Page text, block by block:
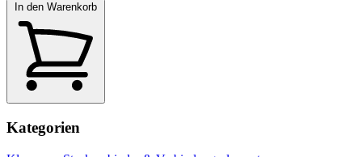
In den Warenkorb
Kategorien